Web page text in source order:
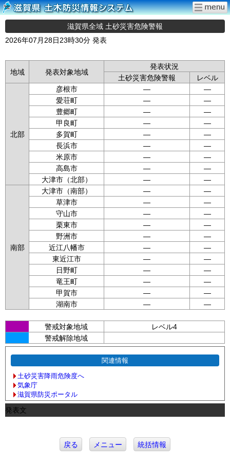
滋賀県全域 土砂災害危険警報
2026年07月28日23時30分 発表
地域 発表対象地域
発表状況
土砂災害危険警報
レベル
北部
彦根市 —
—
愛荘町
—
—
豊郷町
—
—
甲良町
—
—
多賀町
—
—
長浜市
—
—
米原市
—
—
高島市
—
—
大津市（北部）
— —
南部
大津市（南部） —
—
草津市
—
—
守山市
—
—
栗東市
—
—
野洲市
—
—
近江八幡市
—
—
東近江市
—
—
日野町
—
—
竜王町
—
—
甲賀市
—
—
湖南市
— —
警戒対象地域
レベル4
警戒解除地域
関連情報
土砂災害降雨危険度へ
気象庁
滋賀県防災ポータル
発表文
戻る メニュー 統括情報